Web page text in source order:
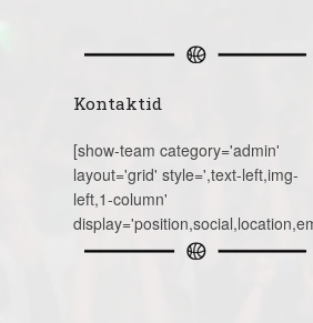
Kontaktid
[show-team category='admin'
layout='grid' style=',text-left,img-
left,1-column'